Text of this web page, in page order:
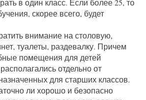
в один класс. Если более 25, то
скорее всего, будет
внимание на столовую,
туалеты, раздевалку. Причем
помещения для детей
отдельно от
для старших классов.
ли хорошо и безопасно